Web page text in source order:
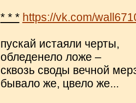
* * * https://vk.com/
пускай истаяли черты,
обледенело ложе –
сквозь своды вечной
бывало же, цвело же...